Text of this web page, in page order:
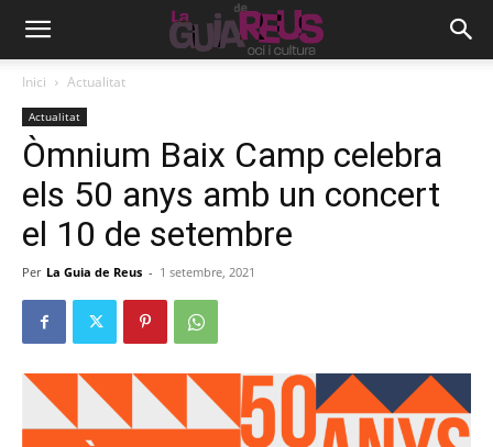
Inici Actualitat
Actualitat
Òmnium Baix Camp celebra
els 50 anys amb un concert
el 10 de setembre
Per La Guia de Reus - 1 setembre, 2021